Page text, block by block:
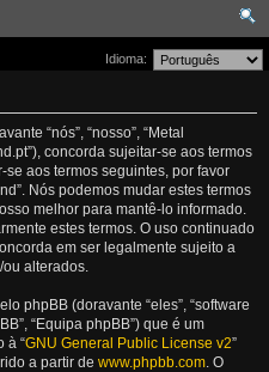
qui
Idioma:
“nós”, “nosso”, “Metal
concorda sujeitar-se aos termos
aos termos seguintes, por favor
Nós podemos mudar estes termos
melhor para mantê-lo informado.
estes termos. O uso continuado
em ser legalmente sujeito a
alterados.
phpBB (doravante “eles”, “software
“Equipa phpBB”) que é um
à “GNU General Public License v2”
a partir de www.phpbb.com. O